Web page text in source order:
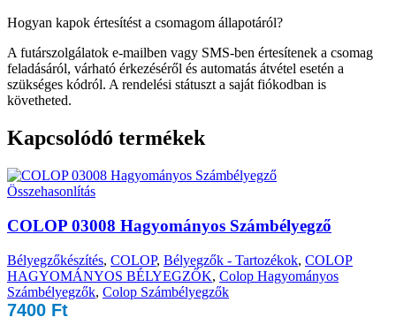
Hogyan kapok értesítést a csomagom állapotáról?
A futárszolgálatok e-mailben vagy SMS-ben értesítenek a csomag
feladásáról, várható érkezéséről és automatás átvétel esetén a
szükséges kódról. A rendelési státuszt a saját fiókodban is
követheted.
Kapcsolódó termékek
Összehasonlítás
COLOP 03008 Hagyományos Számbélyegző
Bélyegzőkészítés, COLOP, Bélyegzők - Tartozékok, COLOP
HAGYOMÁNYOS BÉLYEGZŐK, Colop Hagyományos
Számbélyegzők, Colop Számbélyegzők
7400 Ft